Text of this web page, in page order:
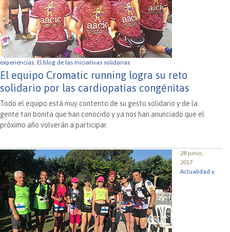
experiencias. El blog de las Iniciativas solidarias.
El equipo Cromatic running logra su reto
solidario por las cardiopatías congénitas
Todo el equipo está muy contento de su gesto solidario y de la
gente tan bonita que han conocido y ya nos han anunciado que el
próximo año volverán a participar.
28 junio,
2017
Actualidad y